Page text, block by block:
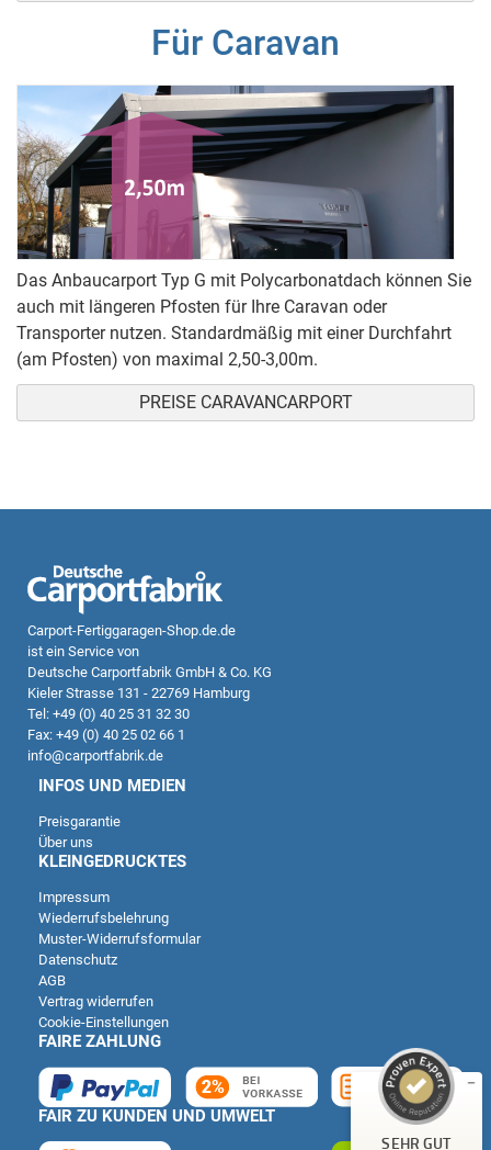
Für Caravan
Das Anbaucarport Typ G mit Polycarbonatdach können Sie
auch mit längeren Pfosten für Ihre Caravan oder
Transporter nutzen. Standardmäßig mit einer Durchfahrt
(am Pfosten) von maximal 2,50-3,00m.
PREISE CARAVANCARPORT
Carport-Fertiggaragen-Shop.de.de
ist ein Service von
Deutsche Carportfabrik GmbH & Co. KG
Kieler Strasse 131 - 22769 Hamburg
Tel: +49 (0) 40 25 31 32 30
Fax: +49 (0) 40 25 02 66 1
info@carportfabrik.de
INFOS UND MEDIEN
Preisgarantie
Über uns
KLEINGEDRUCKTES
Impressum
Wiederrufsbelehrung
Muster-Widerrufsformular
Datenschutz
AGB
Vertrag widerrufen
Cookie-Einstellungen
FAIRE ZAHLUNG
FAIR ZU KUNDEN UND UMWELT
SEHR GUT
ProvenExpert.com
14
Bewertungen auf
ProvenExpert.com
51